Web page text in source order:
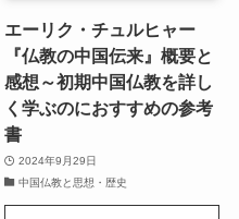
弟』を読む」
を読む」
エーリク・チュルヒャー
『仏教の中国伝来』概要と
感想～初期中国仏教を詳し
く学ぶのにおすすめの参考
書
2024年9月29日
中国仏教と思想・歴史